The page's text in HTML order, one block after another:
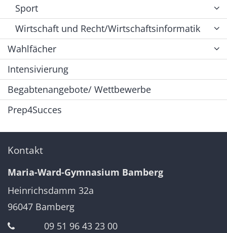
Sport
Wirtschaft und Recht/Wirtschaftsinformatik
Wahlfächer
Intensivierung
Begabtenangebote/ Wettbewerbe
Prep4Succes
Kontakt
Maria-Ward-Gymnasium Bamberg
Heinrichsdamm 32a
96047 Bamberg
09 51 96 43 23 00